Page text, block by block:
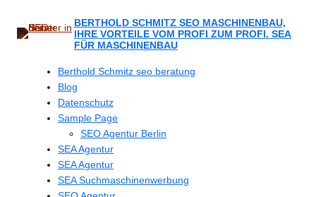
springen
BERTHOLD SCHMITZ SEO MASCHINENBAU,
IHRE VORTEILE VOM PROFI ZUM PROFI. SEA
FÜR MASCHINENBAU
Berthold Schmitz seo beratung
Blog
Datenschutz
Sample Page
SEO Agentur Berlin
SEA Agentur
SEA Agentur
SEA Suchmaschinenwerbung